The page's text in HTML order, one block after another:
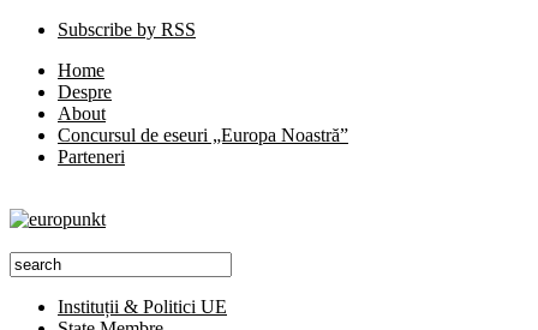
Subscribe by RSS
Home
Despre
About
Concursul de eseuri „Europa Noastră”
Parteneri
Instituții & Politici UE